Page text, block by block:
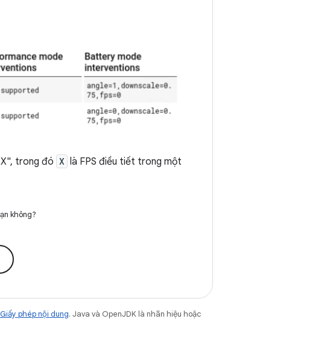
trong đó X
là FPS điều tiết trong một
không?
Giấy phép nội dung. Java và OpenJDK là nhãn hiệu hoặc